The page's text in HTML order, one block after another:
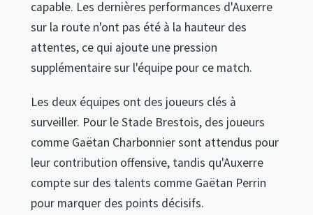
capable. Les dernières performances d'Auxerre
sur la route n'ont pas été à la hauteur des
attentes, ce qui ajoute une pression
supplémentaire sur l'équipe pour ce match.
Les deux équipes ont des joueurs clés à
surveiller. Pour le Stade Brestois, des joueurs
comme Gaëtan Charbonnier sont attendus pour
leur contribution offensive, tandis qu'Auxerre
compte sur des talents comme Gaëtan Perrin
pour marquer des points décisifs.